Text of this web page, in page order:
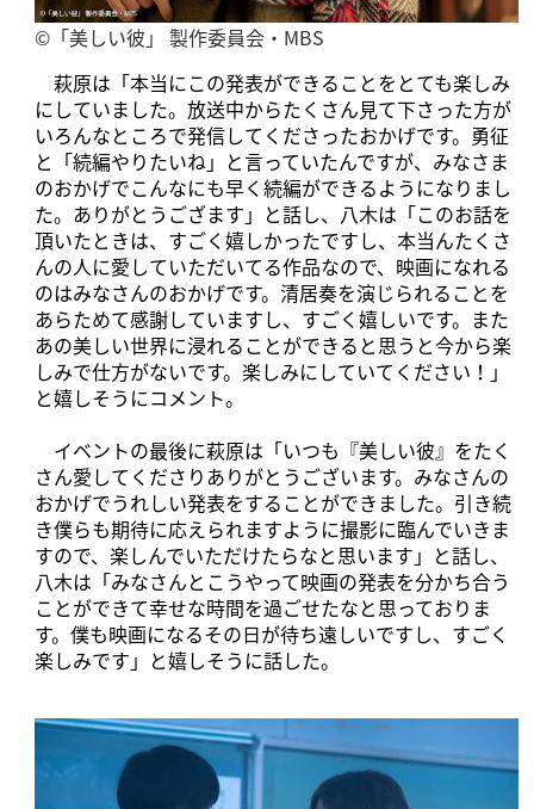
©「美しい彼」 製作委員会・MBS
萩原は「本当にこの発表ができることをとても楽しみ
にしていました。放送中からたくさん見て下さった方が
いろんなところで発信してくださったおかげです。勇征
と「続編やりたいね」と言っていたんですが、みなさま
のおかげでこんなにも早く続編ができるようになりまし
た。ありがとうござます」と話し、八木は「このお話を
頂いたときは、すごく嬉しかったですし、本当んたくさ
んの人に愛していただいてる作品なので、映画になれる
のはみなさんのおかげです。清居奏を演じられることを
あらためて感謝していますし、すごく嬉しいです。また
あの美しい世界に浸れることができると思うと今から楽
しみで仕方がないです。楽しみにしていてください！」
と嬉しそうにコメント。
イベントの最後に萩原は「いつも『美しい彼』をたく
さん愛してくださりありがとうございます。みなさんの
おかげでうれしい発表をすることができました。引き続
き僕らも期待に応えられますように撮影に臨んでいきま
すので、楽しんでいただけたらなと思います」と話し、
八木は「みなさんとこうやって映画の発表を分かち合う
ことができて幸せな時間を過ごせたなと思っておりま
す。僕も映画になるその日が待ち遠しいですし、すごく
楽しみです」と嬉しそうに話した。